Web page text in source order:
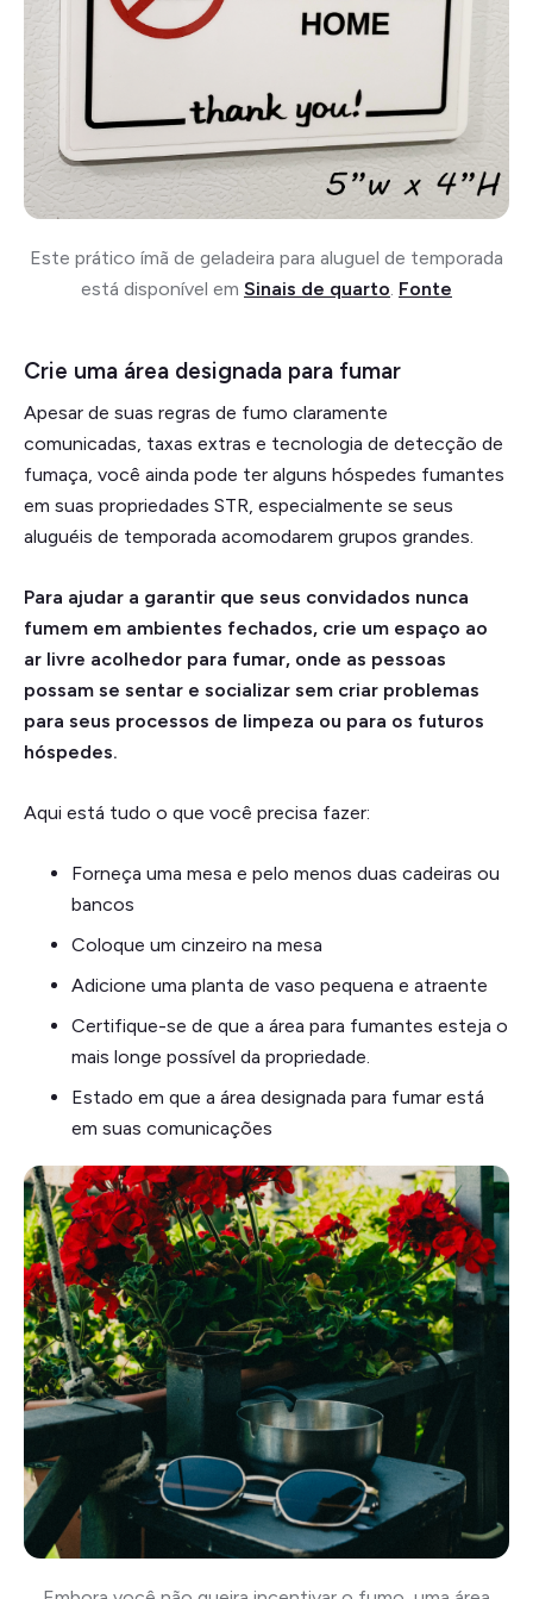
Este prático ímã de geladeira para aluguel de temporada
está disponível em Sinais de quarto. Fonte
Crie uma área designada para fumar
Apesar de suas regras de fumo claramente
comunicadas, taxas extras e tecnologia de detecção de
fumaça, você ainda pode ter alguns hóspedes fumantes
em suas propriedades STR, especialmente se seus
aluguéis de temporada acomodarem grupos grandes.
Para ajudar a garantir que seus convidados nunca
fumem em ambientes fechados, crie um espaço ao
ar livre acolhedor para fumar, onde as pessoas
possam se sentar e socializar sem criar problemas
para seus processos de limpeza ou para os futuros
hóspedes.
Aqui está tudo o que você precisa fazer:
Forneça uma mesa e pelo menos duas cadeiras ou
bancos
Coloque um cinzeiro na mesa
Adicione uma planta de vaso pequena e atraente
Certifique-se de que a área para fumantes esteja o
mais longe possível da propriedade.
Estado em que a área designada para fumar está
em suas comunicações